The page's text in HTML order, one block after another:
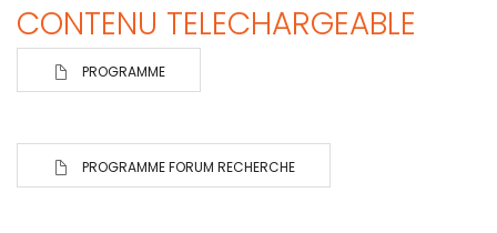
CONTENU TELECHARGEABLE
PROGRAMME
PROGRAMME FORUM RECHERCHE